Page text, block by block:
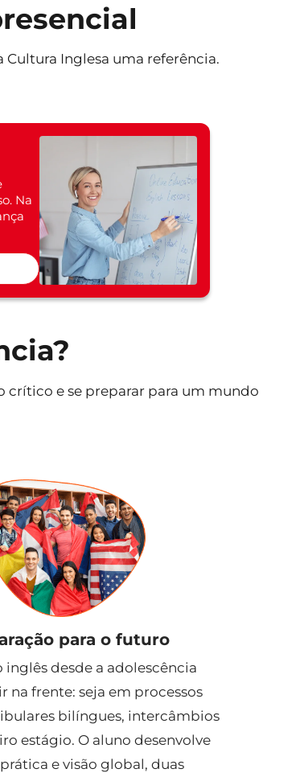
Inglesa uma referência.
Na
crítico e se preparar para um mundo
para o futuro
inglês desde a adolescência
na frente: seja em processos
bilíngues, intercâmbios
estágio. O aluno desenvolve
e visão global, duas